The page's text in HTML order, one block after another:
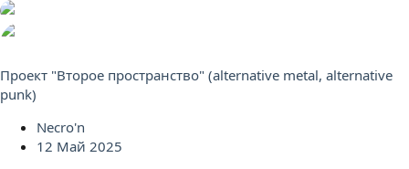
Проект "Второе пространство" (alternative metal, alternative
punk)
Necro'n
12 Май 2025